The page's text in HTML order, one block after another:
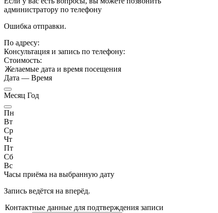
администратору по телефону
Ошибка отправки.
По адресу:
Консультация и запись по телефону:
Стоимость:
Желаемые дата и время посещения
Дата — Время
Месяц Год
Пн
Вт
Ср
Чт
Пт
Сб
Вс
Часы приёма на выбранную дату
Запись ведётся на вперёд.
Контактные данные для подтверждения записи